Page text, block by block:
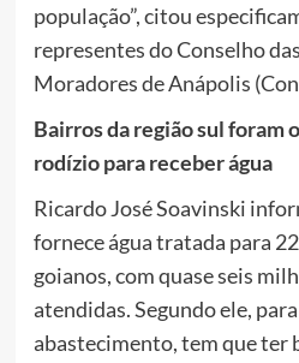
população”, citou
representes do Conselho
Moradores de Anápolis
Bairros da região sul foram
rodízio para receber água
Ricardo José Soavinski
fornece água tratada para
goianos, com quase seis
atendidas. Segundo ele,
abastecimento, tem que ter